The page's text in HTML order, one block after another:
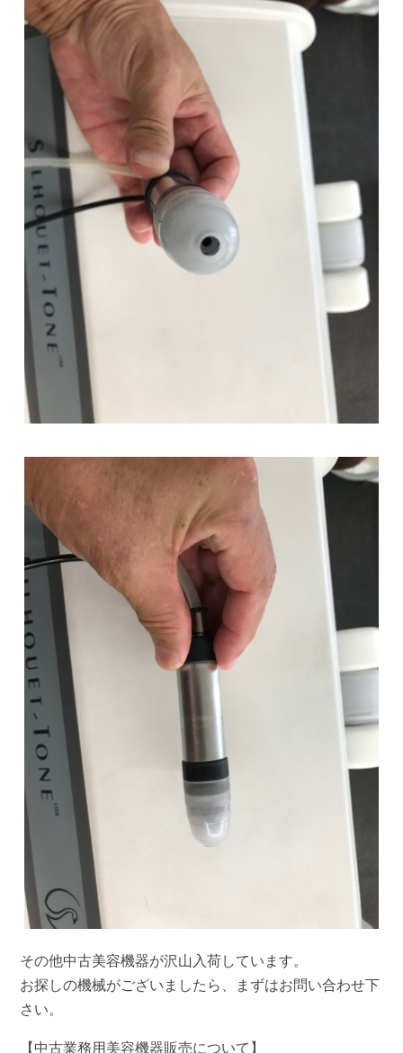
その他中古美容機器が沢山入荷しています。
お探しの機械がございましたら、まずはお問い合わせ下
さい。
【中古業務用美容機器販売について】